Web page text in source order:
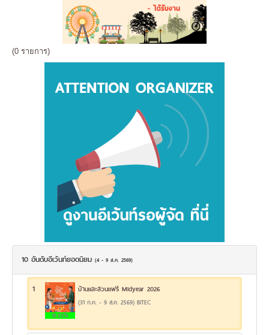
(0 รายการ)
10 อันดับอีเว้นท์ยอดนิยม (4 - 9 ส.ค. 2569)
1
18.83%
บ้านและสวนแฟร์ Midyear 2026
(31 ก.ค. - 9 ส.ค. 2569) BITEC